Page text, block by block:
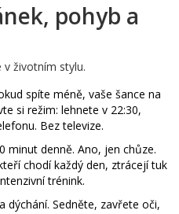
pohyb a
v životním stylu.
spíte méně, vaše šance na
si režim: lehnete v 22:30,
Bez televize.
minut denně. Ano, jen chůze.
chodí každý den, ztrácejí tuk
trénink.
dýchání. Sedněte, zavřete oči,